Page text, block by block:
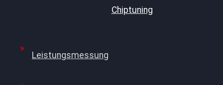
Chiptuning
Leistungsmessung